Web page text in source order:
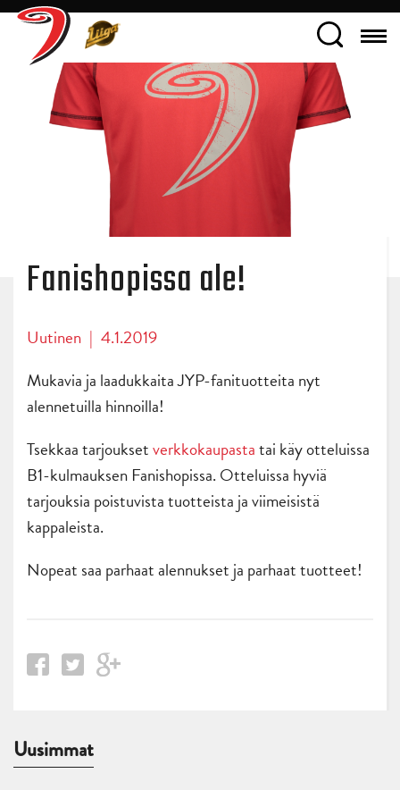
Fanishopissa ale!
Uutinen | 4.1.2019
Mukavia ja laadukkaita JYP-fanituotteita nyt
alennetuilla hinnoilla!
Tsekkaa tarjouksetverkkokaupastatai käy otteluissa
B1-kulmauksen Fanishopissa. Otteluissa hyviä
tarjouksia poistuvista tuotteista ja viimeisistä
kappaleista.
Nopeat saa parhaat alennukset ja parhaat tuotteet!
Uusimmat